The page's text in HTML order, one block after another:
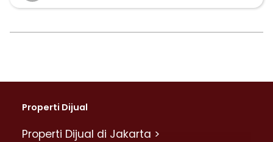
Properti Dijual
Properti Dijual di Jakarta >